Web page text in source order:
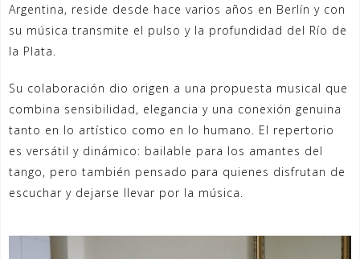
Argentina, reside desde hace varios años en Berlín y con
su música transmite el pulso y la profundidad del Río de
la Plata.
Su colaboración dio origen a una propuesta musical que
combina sensibilidad, elegancia y una conexión genuina
tanto en lo artístico como en lo humano. El repertorio
es versátil y dinámico: bailable para los amantes del
tango, pero también pensado para quienes disfrutan de
escuchar y dejarse llevar por la música.